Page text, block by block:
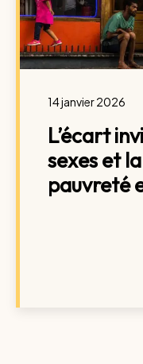
14 janvier 2026
L’écart
sexes et
pauvreté